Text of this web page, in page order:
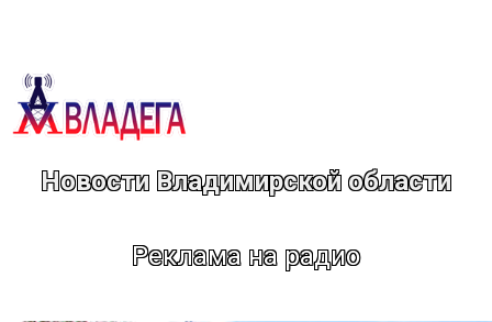
Новости Владимирской области
Реклама на радио